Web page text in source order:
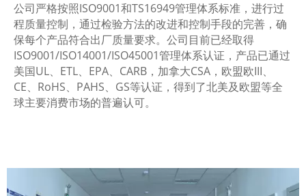
公司严格按照ISO9001和TS16949管理体系标准，进行过
程质量控制，通过检验方法的改进和控制手段的完善，确
保每个产品符合出厂质量要求。公司目前已经取得
ISO9001/ISO14001/ISO45001管理体系认证，产品已通过
美国UL、ETL、EPA、CARB，加拿大CSA，欧盟欧III、
CE、RoHS、PAHS、GS等认证，得到了北美及欧盟等全
球主要消费市场的普遍认可。